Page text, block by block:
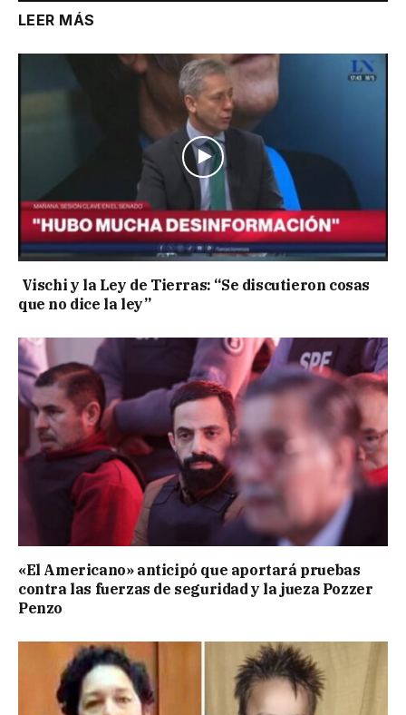
LEER MÁS
Vischi y la Ley de Tierras: “Se discutieron cosas
que no dice la ley”
«El Americano» anticipó que aportará pruebas
contra las fuerzas de seguridad y la jueza Pozzer
Penzo